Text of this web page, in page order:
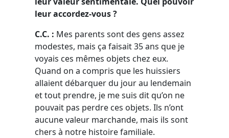
leur accordez-vous ?
C.C. : Mes parents sont des gens assez
modestes, mais ça faisait 35 ans que je
voyais ces mêmes objets chez eux.
Quand on a compris que les huissiers
allaient débarquer du jour au lendemain
et tout prendre, je me suis dit qu’on ne
pouvait pas perdre ces objets. Ils n’ont
aucune valeur marchande, mais ils sont
chers à notre histoire familiale.